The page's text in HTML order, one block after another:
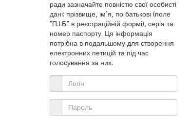
ради зазначайте повністю свої особисті
дані: прізвище, ім’я, по батькові (поле
"П.І.Б." в реєстраційній формі), серія та
номер паспорту. Ця інформація
потрібна в подальшому для створення
електронних петицій та під час
голосування за них.